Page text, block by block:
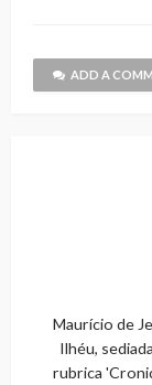
ADD A
Maurício de
Ilhéu,
rubrica